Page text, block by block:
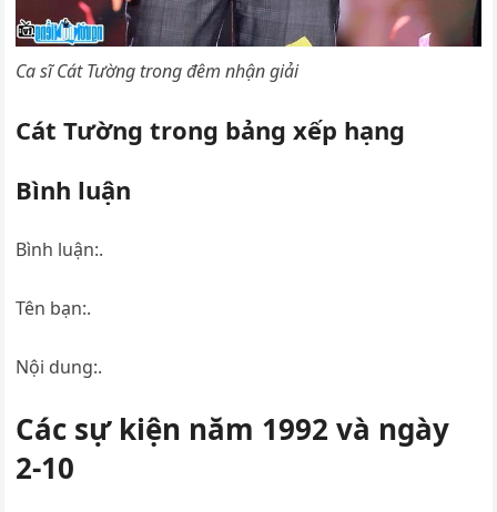
Ca sĩ Cát Tường trong đêm nhận giải
Cát Tường trong bảng xếp hạng
Bình luận
Bình luận:.
Tên bạn:.
Nội dung:.
Các sự kiện năm 1992 và ngày
2-10